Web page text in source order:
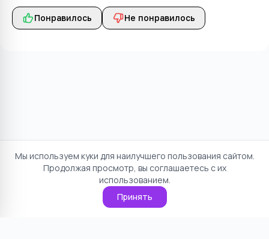
Понравилось Не понравилось
Мы используем куки для наилучшего пользования сайтом.
Продолжая просмотр, вы соглашаетесь с их
использованием.
Принять